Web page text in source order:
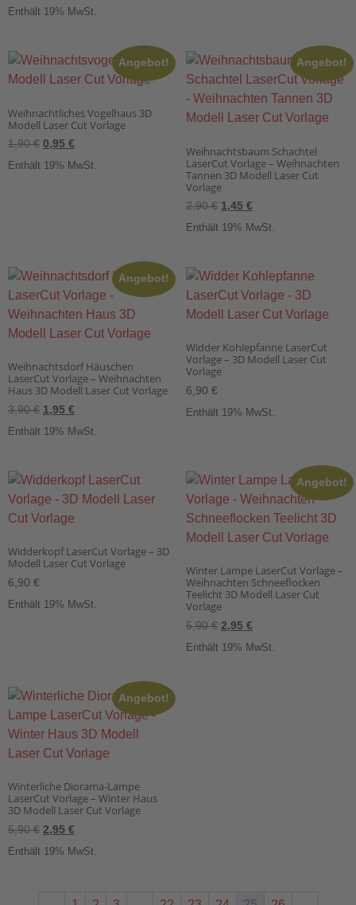
Enthält 19% MwSt.
Angebot!
Weihnachtliches Vogelhaus 3D
Modell Laser Cut Vorlage
1,90€ 0,95 €
Enthält 19% MwSt.
Angebot!
Weihnachtsbaum Schachtel
LaserCut Vorlage – Weihnachten
Tannen 3D Modell Laser Cut
Vorlage
2,90€ 1,45 €
Enthält 19% MwSt.
Angebot!
Weihnachtsdorf Häuschen
LaserCut Vorlage – Weihnachten
Haus 3D Modell Laser Cut Vorlage
3,90€ 1,95 €
Enthält 19% MwSt.
Widder Kohlepfanne LaserCut
Vorlage – 3D Modell Laser Cut
Vorlage
6,90 €
Enthält 19% MwSt.
Widderkopf LaserCut Vorlage – 3D
Modell Laser Cut Vorlage
6,90 €
Enthält 19% MwSt.
Angebot!
Winter Lampe LaserCut Vorlage –
Weihnachten Schneeflocken
Teelicht 3D Modell Laser Cut
Vorlage
5,90€ 2,95 €
Enthält 19% MwSt.
Angebot!
Winterliche Diorama-Lampe
LaserCut Vorlage – Winter Haus
3D Modell Laser Cut Vorlage
5,90€ 2,95 €
Enthält 19% MwSt.